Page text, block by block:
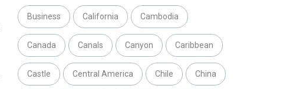
Business California Cambodia
Canada Canals Canyon Caribbean
Castle Central America Chile China